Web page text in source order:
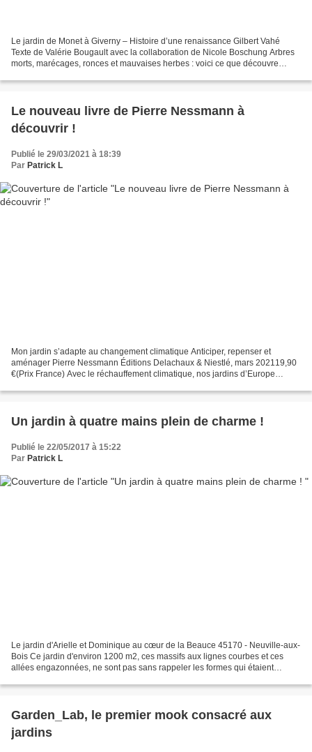
Le jardin de Monet à Giverny – Histoire d’une renaissance Gilbert Vahé
Texte de Valérie Bougault avec la collaboration de Nicole Boschung Arbres
morts, marécages, ronces et mauvaises herbes : voici ce que découvre
Le nouveau livre de Pierre Nessmann à
découvrir !
Publié le 29/03/2021 à 18:39
Par Patrick L
Mon jardin s’adapte au changement climatique Anticiper, repenser et
aménager Pierre Nessmann Éditions Delachaux & Niestlé, mars 202119,90
€(Prix France) Avec le réchauffement climatique, nos jardins d’Europe
Un jardin à quatre mains plein de charme !
Publié le 22/05/2017 à 15:22
Par Patrick L
Le jardin d'Arielle et Dominique au cœur de la Beauce 45170 - Neuville-aux-
Bois Ce jardin d'environ 1200 m2, ces massifs aux lignes courbes et ces
allées engazonnées, ne sont pas sans rappeler les formes qui étaient
Garden_Lab, le premier mook consacré aux
jardins